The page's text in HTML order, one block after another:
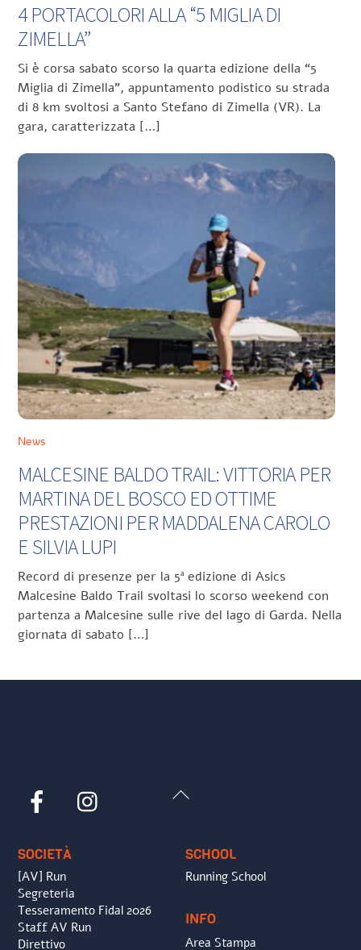
4 PORTACOLORI ALLA “5 MIGLIA DI
ZIMELLA”
Si è corsa sabato scorso la quarta edizione della “5
Miglia di Zimella”, appuntamento podistico su strada
di 8 km svoltosi a Santo Stefano di Zimella (VR). La
gara, caratterizzata […]
News
MALCESINE BALDO TRAIL: VITTORIA PER
MARTINA DEL BOSCO ED OTTIME
PRESTAZIONI PER MADDALENA CAROLO
E SILVIA LUPI
Record di presenze per la 5ª edizione di Asics
Malcesine Baldo Trail svoltasi lo scorso weekend con
partenza a Malcesine sulle rive del lago di Garda. Nella
giornata di sabato […]
Back
Facebook
SOCIETÀ
[AV] Run
Segreteria
Tesseramento Fidal 2026
Staff AV Run
Direttivo
SCHOOL
Running School
INFO
Area Stampa